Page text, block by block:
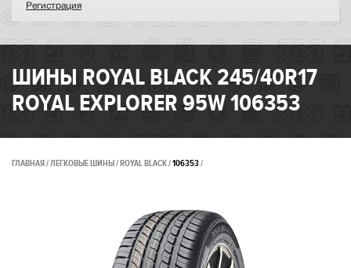
Регистрация
ШИНЫ ROYAL BLACK 245/40R17
ROYAL EXPLORER 95W 106353
ГЛАВНАЯ ЛЕГКОВЫЕ ШИНЫ ROYAL BLACK 106353